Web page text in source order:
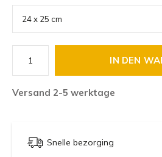
IN DEN
Versand 2-5 werktage
Snelle bezorging